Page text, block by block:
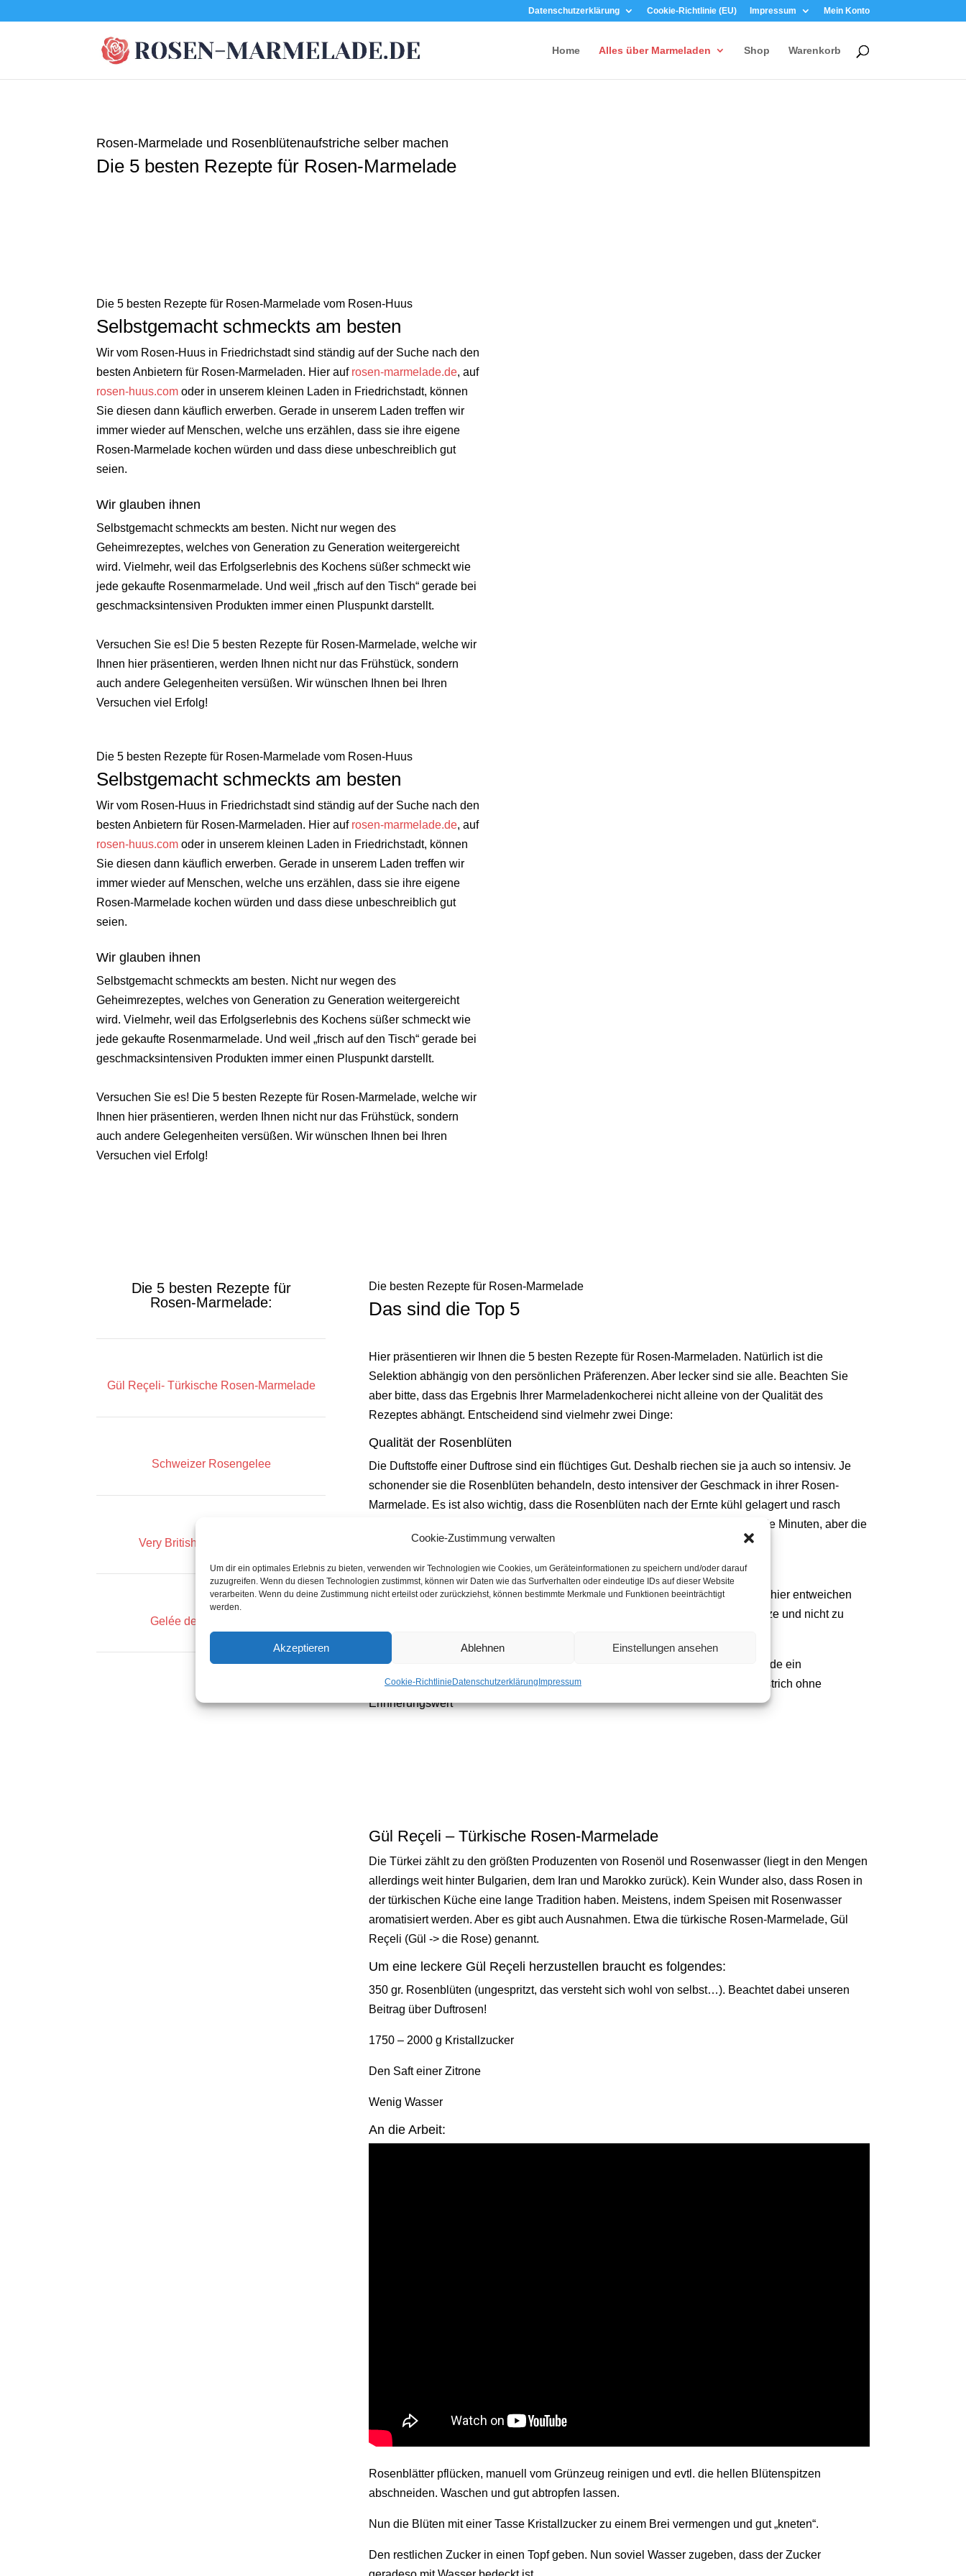
Cookie-Zustimmung verwalten
Um dir ein optimales Erlebnis zu bieten, verwenden wir Technologien wie Cookies, um Geräteinformationen zu speichern und/oder darauf
zuzugreifen. Wenn du diesen Technologien zustimmst, können wir Daten wie das Surfverhalten oder eindeutige IDs auf dieser Website
verarbeiten. Wenn du deine Zustimmung nicht erteilst oder zurückziehst, können bestimmte Merkmale und Funktionen beeinträchtigt
werden.
Akzeptieren Ablehnen Einstellungen ansehen
Cookie-Richtlinie Datenschutzerklärung Impressum
Datenschutzerklärung Cookie-Richtlinie (EU) Impressum Mein Konto
Home Alles über Marmeladen Shop Warenkorb
Rosen-Marmelade und Rosenblütenaufstriche selber machen
Die 5 besten Rezepte für Rosen-Marmelade
Die 5 besten Rezepte für Rosen-Marmelade vom Rosen-Huus
Selbstgemacht schmeckts am besten
Wir vom Rosen-Huus in Friedrichstadt sind ständig auf der Suche nach den
besten Anbietern für Rosen-Marmeladen. Hier auf rosen-marmelade.de, auf
rosen-huus.com oder in unserem kleinen Laden in Friedrichstadt, können
Sie diesen dann käuflich erwerben. Gerade in unserem Laden treffen wir
immer wieder auf Menschen, welche uns erzählen, dass sie ihre eigene
Rosen-Marmelade kochen würden und dass diese unbeschreiblich gut
seien.
Wir glauben ihnen
Selbstgemacht schmeckts am besten. Nicht nur wegen des
Geheimrezeptes, welches von Generation zu Generation weitergereicht
wird. Vielmehr, weil das Erfolgserlebnis des Kochens süßerschmeckt wie
jede gekaufte Rosenmarmelade. Und weil „frisch auf den Tisch“ gerade bei
geschmacksintensiven Produkten immer einen Pluspunkt darstellt.
Versuchen Sie es! Die 5 besten Rezepte für Rosen-Marmelade, welche wir
Ihnen hier präsentieren, werden Ihnen nicht nur das Frühstück, sondern
auch andere Gelegenheiten versüßen. Wir wünschen Ihnen bei Ihren
Versuchen viel Erfolg!
Die 5 besten Rezepte für Rosen-Marmelade vom Rosen-Huus
Selbstgemacht schmeckts am besten
Wir vom Rosen-Huus in Friedrichstadt sind ständig auf der Suche nach den
besten Anbietern für Rosen-Marmeladen. Hier auf rosen-marmelade.de, auf
rosen-huus.com oder in unserem kleinen Laden in Friedrichstadt, können
Sie diesen dann käuflich erwerben. Gerade in unserem Laden treffen wir
immer wieder auf Menschen, welche uns erzählen, dass sie ihre eigene
Rosen-Marmelade kochen würden und dass diese unbeschreiblich gut
seien.
Wir glauben ihnen
Selbstgemacht schmeckts am besten. Nicht nur wegen des
Geheimrezeptes, welches von Generation zu Generation weitergereicht
wird. Vielmehr, weil das Erfolgserlebnis des Kochens süßerschmeckt wie
jede gekaufte Rosenmarmelade. Und weil „frisch auf den Tisch“ gerade bei
geschmacksintensiven Produkten immer einen Pluspunkt darstellt.
Versuchen Sie es! Die 5 besten Rezepte für Rosen-Marmelade, welche wir
Ihnen hier präsentieren, werden Ihnen nicht nur das Frühstück, sondern
auch andere Gelegenheiten versüßen. Wir wünschen Ihnen bei Ihren
Versuchen viel Erfolg!
Die 5 besten Rezepte für
Rosen-Marmelade:
Gül Reçeli- Türkische Rosen-Marmelade
Schweizer Rosengelee
Very British: Rose Petal Jam
Gelée de rose française
Die besten Rezepte für Rosen-Marmelade
Das sind die Top 5
Hier präsentieren wir Ihnen die 5 besten Rezepte für Rosen-Marmeladen. Natürlich ist die
Selektion abhängig von den persönlichen Präferenzen. Aber lecker sind sie alle. Beachten Sie
aber bitte, dass das Ergebnis Ihrer Marmeladenkocherei nicht alleine von der Qualität des
Rezeptes abhängt. Entscheidend sind vielmehr zwei Dinge:
Qualität der Rosenblüten
Die Duftstoffe einer Duftrose sind ein flüchtiges Gut. Deshalb riechen sie ja auch so intensiv. Je
schonender sie die Rosenblüten behandeln, desto intensiver der Geschmack in ihrer Rosen-
Marmelade. Es ist also wichtig, dass die Rosenblüten nach der Ernte kühl gelagert und rasch
verarbeitet werden. Überspitzt gesagt: Jede Minute zählt. Nun vielleicht nicht die Minuten, aber die
Stunden mit Sicherheit.
Schonende Zubereitung
Es rächt sich geschmacklich, wenn sie die Rosenblüten verkochen, denn auch hier entweichen
unter Umständen die besten Duftstoffe am falschen Ort. Darum nicht zu viel Hitze und nicht zu
lange kochen!
Sie haben es also selber in der Hand, ob Sie mit Ihrer eigenen Rosen-Marmelade ein
kulinarisches Mesterwerk schaffen. Oder ob Sie am Ende nur einen süßen Aufstrich ohne
Erinnerungswert
Gül Reçeli – Türkische Rosen-Marmelade
Die Türkei zählt zu den größten Produzenten von Rosenöl und Rosenwasser (liegt in den Mengen
allerdings weit hinter Bulgarien, dem Iran und Marokko zurück). Kein Wunder also, dass Rosen in
der türkischen Küche eine lange Tradition haben. Meistens, indem Speisen mit Rosenwasser
aromatisiert werden. Aber es gibt auch Ausnahmen. Etwa die türkische Rosen-Marmelade, Gül
Reçeli (Gül -> die Rose) genannt.
Um eine leckere Gül Reçeli herzustellen braucht es folgendes:
350 gr. Rosenblüten (ungespritzt, das versteht sich wohl von selbst…). Beachtet dabei unseren
Beitrag über Duftrosen!
1750 – 2000 g Kristallzucker
Den Saft einer Zitrone
Wenig Wasser
An die Arbeit:
Rosenblätter pflücken, manuell vom Grünzeug reinigen und evtl. die hellen Blütenspitzen
abschneiden. Waschen und gut abtropfen lassen.
Nun die Blüten mit einer Tasse Kristallzucker zu einem Brei vermengen und gut „kneten“.
Den restlichen Zucker in einen Topf geben. Nun soviel Wasser zugeben, dass der Zucker